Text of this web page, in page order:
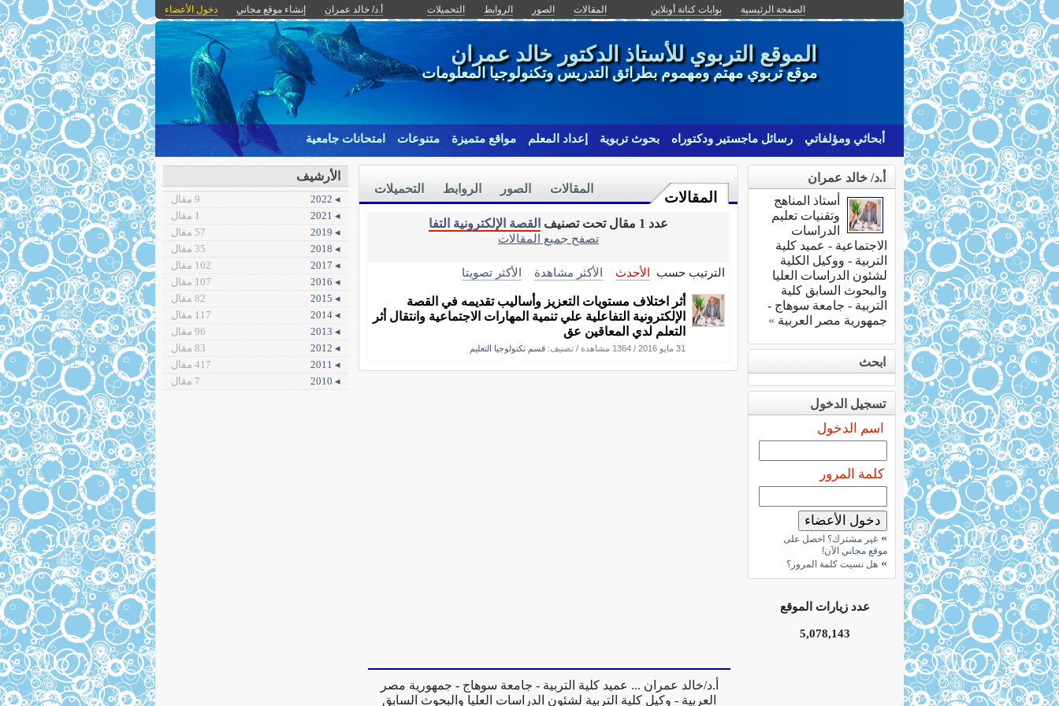
الصفحة الرئيسية بوابات كنانة أونلاين المقالات الصور الروابط التحميلات أ.د/ خالد عمران إنشاء موقع مجاني دخول الأعضاء
الموقع التربوي للأستاذ الدكتور خالد عمران
موقع تربوي مهتم ومهموم بطرائق التدريس وتكنولوجيا المعلومات
أبحاثي ومؤلفاتي رسائل ماجستير ودكتوراه بحوث تربوية إعداد المعلم مواقع متميزة متنوعات امتحانات جامعية
المقالات
التحميلات الروابط الصور المقالات
عدد 1 مقال تحت تصنيف
القصة الإلكترونية التفا
تصفح جميع المقالات
الترتيب حسب الأحدث الأكثر مشاهدة الأكثر تصويتا
أثر اختلاف مستويات التعزيز وأساليب تقديمه في القصة
الإلكترونية التفاعلية علي تنمية المهارات الاجتماعية وانتقال أثر
التعلم لدي المعاقين عق
31 مايو 2016 / 1364 مشاهدة / تصنيف: قسم تكنولوجيا التعليم
أ.د/ خالد عمران
أستاذ المناهج
وتقنيات تعليم
الدراسات
الاجتماعية - عميد كلية
التربية - ووكيل الكلية
لشئون الدراسات العليا
والبحوث السابق كلية
التربية - جامعة سوهاج -
جمهورية مصر العربية »
ابحث
تسجيل الدخول
اسم الدخول
كلمة المرور
» غير مشترك؟ احصل على
موقع مجاني الآن!
» هل نسيت كلمة المرور؟
عدد زيارات الموقع
5,078,143
الأرشيف
◂ 2022
9 مقال
◂ 2021
1 مقال
◂ 2019
57 مقال
◂ 2018
35 مقال
◂ 2017
102 مقال
◂ 2016
107 مقال
◂ 2015
82 مقال
◂ 2014
117 مقال
◂ 2013
96 مقال
◂ 2012
83 مقال
◂ 2011
417 مقال
◂ 2010
7 مقال
أ.د/خالد عمران ... عميد كلية التربية - جامعة سوهاج - جمهورية مصر
العربية - وكيل كلية التربية لشئون الدراسات العليا والبحوث السابق